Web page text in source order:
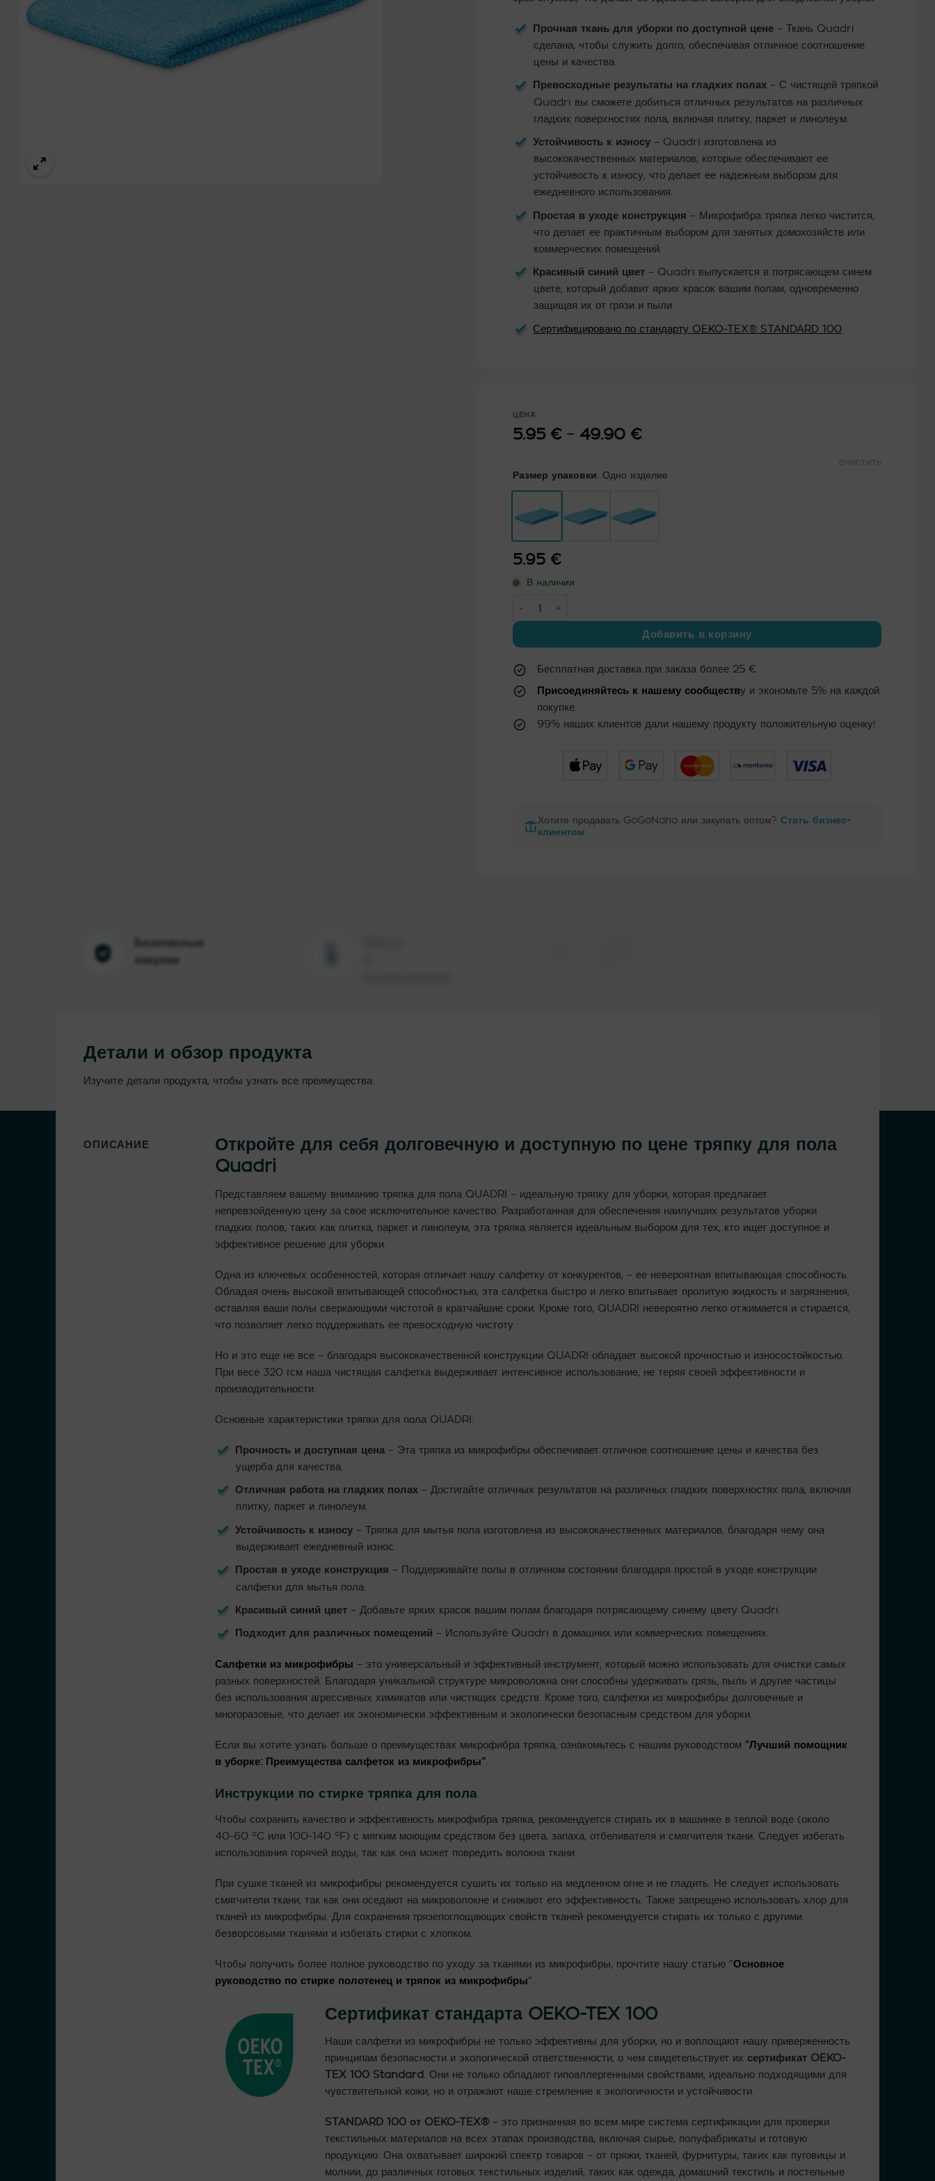
Прочная ткань для уборки по доступной цене– Ткань Quadri
сделана, чтобы служить долго, обеспечивая отличное соотношение
цены и качества.
Превосходные результаты на гладких полах– С чистящей тряпкой
Quadri вы сможете добиться отличных результатов на различных
гладких поверхностях пола, включая плитку, паркет и линолеум.
Устойчивость к износу– Quadri изготовлена из
высококачественных материалов, которые обеспечивают ее
устойчивость к износу, что делает ее надежным выбором для
ежедневного использования.
Простая в уходе конструкция – Микрофибра тряпка легко чистится,
что делает ее практичным выбором для занятых домохозяйств или
коммерческих помещений.
Красивый синий цвет– Quadri выпускается в потрясающем синем
цвете, который добавит ярких красок вашим полам, одновременно
защищая их от грязи и пыли.
Сертифицировано по стандарту OEKO-TEX® STANDARD 100
ЦЕНА
5.95 € – 49.90 €Диапазон
–
Размер упаковки: Одно изделие
ОЧИСТИТЬ
5.95 €
В наличии
Количество товара Прочная тряпка для пола QUADRI, 40 x 80 см
Добавить в корзину
Бесплатная доставка при заказа более 25 €.
Присоединяйтесь к нашему сообществу и экономьте 5% на каждой
покупке.
99% наших клиентов дали нашему продукту положительную оценку!
Хотите продавать GoGoNano или закупать оптом? Стать бизнес-
клиентом
Безопасные
покупки
Детали и обзор продукта
Изучите детали продукта, чтобы узнать все преимущества.
ОПИСАНИЕ
Откройте для себя долговечную и доступную по цене тряпку для пола
Quadri
Представляем вашему вниманию тряпка для пола QUADRI – идеальную тряпку для уборки, которая предлагает
непревзойденную цену за свое исключительное качество. Разработанная для обеспечения наилучших результатов уборки
гладких полов, таких как плитка, паркет и линолеум, эта тряпка является идеальным выбором для тех, кто ищет доступное и
эффективное решение для уборки.
Одна из ключевых особенностей, которая отличает нашу салфетку от конкурентов, – ее невероятная впитывающая способность.
Обладая очень высокой впитывающей способностью, эта салфетка быстро и легко впитывает пролитую жидкость и загрязнения,
оставляя ваши полы сверкающими чистотой в кратчайшие сроки. Кроме того, QUADRI невероятно легко отжимается и стирается,
что позволяет легко поддерживать ее превосходную чистоту.
Но и это еще не все – благодаря высококачественной конструкции QUADRI обладает высокой прочностью и износостойкостью.
При весе 320 гсм наша чистящая салфетка выдерживает интенсивное использование, не теряя своей эффективности и
производительности.
Основные характеристики тряпки для пола QUADRI:
Прочность и доступная цена – Эта тряпка из микрофибры обеспечивает отличное соотношение цены и качества без
ущерба для качества.
Отличная работа на гладких полах – Достигайте отличных результатов на различных гладких поверхностях пола, включая
плитку, паркет и линолеум.
Устойчивость к износу – Тряпка для мытья пола изготовлена из высококачественных материалов, благодаря чему она
выдерживает ежедневный износ.
Простая в уходе конструкция – Поддерживайте полы в отличном состоянии благодаря простой в уходе конструкции
салфетки для мытья пола.
Красивый синий цвет – Добавьте ярких красок вашим полам благодаря потрясающему синему цвету Quadri.
Подходит для различных помещений – Используйте Quadri в домашних или коммерческих помещениях.
Салфетки из микрофибры – это универсальный и эффективный инструмент, который можно использовать для очистки самых
разных поверхностей. Благодаря уникальной структуре микроволокна они способны удерживать грязь, пыль и другие частицы
без использования агрессивных химикатов или чистящих средств. Кроме того, салфетки из микрофибры долговечные и
многоразовые, что делает их экономически эффективным и экологически безопасным средством для уборки.
Если вы хотите узнать больше о преимуществах микрофибра тряпка, ознакомьтесь с нашим руководством “Лучший помощник
в уборке: Преимущества салфеток из микрофибры“
Инструкции по стирке тряпка для пола
Чтобы сохранить качество и эффективность микрофибра тряпка, рекомендуется стирать их в машинке в теплой воде (около
40-60 °C или 100-140 °F) с мягким моющим средством без цвета, запаха, отбеливателя и смягчителя ткани. Следует избегать
использования горячей воды, так как она может повредить волокна ткани.
При сушке тканей из микрофибры рекомендуется сушить их только на медленном огне и не гладить. Не следует использовать
смягчители ткани, так как они оседают на микроволокне и снижают его эффективность. Также запрещено использовать хлор для
тканей из микрофибры. Для сохранения грязепоглощающих свойств тканей рекомендуется стирать их только с другими
безворсовыми тканями и избегать стирки с хлопком.
Чтобы получить более полное руководство по уходу за тканями из микрофибры, прочтите нашу статью “Основное
руководство по стирке полотенец и тряпок из микрофибры“.
Сертификат стандарта OEKO-TEX 100
Наши салфетки из микрофибры не только эффективны для уборки, но и воплощают нашу приверженность
принципам безопасности и экологической ответственности, о чем свидетельствует их сертификат OEKO-
TEX 100 Standard. Они не только обладают гипоаллергенными свойствами, идеально подходящими для
чувствительной кожи, но и отражают наше стремление к экологичности и устойчивости.
STANDARD 100 от OEKO-TEX®– это признанная во всем мире система сертификации для проверки
текстильных материалов на всех этапах производства, включая сырье, полуфабрикаты и готовую
продукцию. Она охватывает широкий спектр товаров – от пряжи, тканей, фурнитуры, таких как пуговицы и
молнии, до различных готовых текстильных изделий, таких как одежда, домашний текстиль и постельные